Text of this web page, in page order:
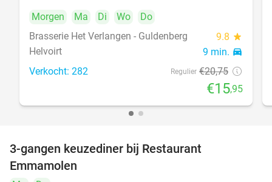
Morgen
Ma Di Wo
Do
Brasserie Het Verlangen - Guldenberg
9.8 star
Helvoirt 9 min. directions_car
Verkocht: 282 Regulier €20,75
€15,95
3-gangen keuzediner bij Restaurant
Emmamolen